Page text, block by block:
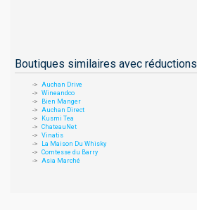
Boutiques similaires avec réductions
Auchan Drive
Wineandco
Bien Manger
Auchan Direct
Kusmi Tea
ChateauNet
Vinatis
La Maison Du Whisky
Comtesse du Barry
Asia Marché